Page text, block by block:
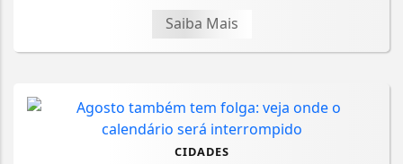
Saiba Mais
CIDADES